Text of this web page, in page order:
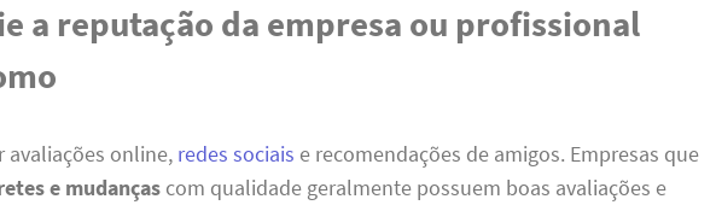
a reputação da empresa ou profissional
avaliações online, redes sociais e recomendações de amigos. Empresas que
e mudanças com qualidade geralmente possuem boas avaliações e